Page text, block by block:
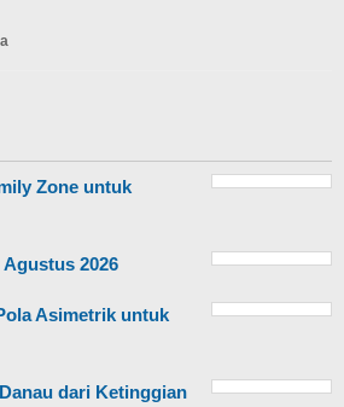
Zone untuk
2026
Asimetrik untuk
dari Ketinggian